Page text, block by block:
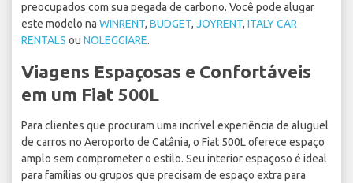
preocupados com sua pegada de carbono. Você pode alugar
este modelo na WINRENT, BUDGET, JOYRENT, ITALY CAR
RENTALS ou NOLEGGIARE.
Viagens Espaçosas e Confortáveis
em um Fiat 500L
Para clientes que procuram uma incrível experiência de aluguel
de carros no Aeroporto de Catânia, o Fiat 500L oferece espaço
amplo sem comprometer o estilo. Seu interior espaçoso é ideal
para famílias ou grupos que precisam de espaço extra para